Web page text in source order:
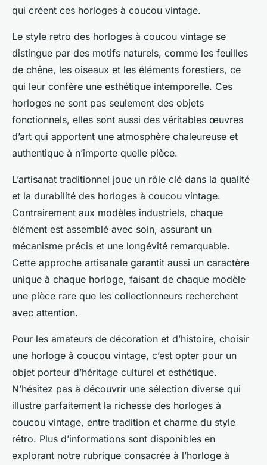
qui créent ces horloges à coucou vintage.
Le style retro des horloges à coucou vintage se
distingue par des motifs naturels, comme les feuilles
de chêne, les oiseaux et les éléments forestiers, ce
qui leur confère une esthétique intemporelle. Ces
horloges ne sont pas seulement des objets
fonctionnels, elles sont aussi des véritables œuvres
d’art qui apportent une atmosphère chaleureuse et
authentique à n’importe quelle pièce.
L’artisanat traditionnel joue un rôle clé dans la qualité
et la durabilité des horloges à coucou vintage.
Contrairement aux modèles industriels, chaque
élément est assemblé avec soin, assurant un
mécanisme précis et une longévité remarquable.
Cette approche artisanale garantit aussi un caractère
unique à chaque horloge, faisant de chaque modèle
une pièce rare que les collectionneurs recherchent
avec attention.
Pour les amateurs de décoration et d’histoire, choisir
une horloge à coucou vintage, c’est opter pour un
objet porteur d’héritage culturel et esthétique.
N’hésitez pas à découvrir une sélection diverse qui
illustre parfaitement la richesse des horloges à
coucou vintage, entre tradition et charme du style
rétro. Plus d’informations sont disponibles en
explorant notre rubrique consacrée à l’horloge à